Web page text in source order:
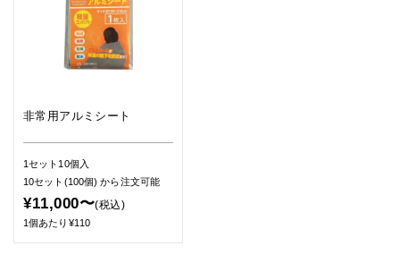
非常用アルミシート
1セット10個入
10セット(100個)から注文可能
¥11,000〜(税込)
1個あたり¥110